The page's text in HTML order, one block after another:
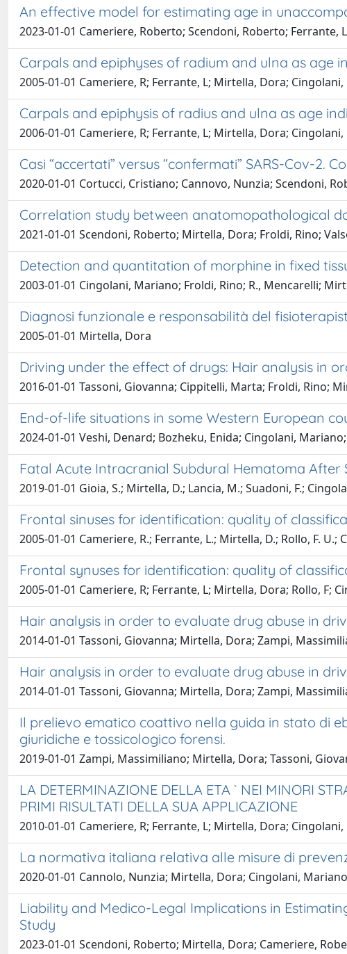
An effective model for estimating age in
2023-01-01 Cameriere, Roberto; Scendoni, Roberto;
Carpals and epiphyses of radium and ulna as age
2005-01-01 Cameriere, R; Ferrante, L; Mirtella, Dora;
Carpals and epiphysis of radius and ulna as age
2006-01-01 Cameriere, R; Ferrante, L; Mirtella, Dora;
Casi “accertati” versus “confermati” SARS-Cov-
2020-01-01 Cortucci, Cristiano; Cannovo, Nunzia; Scendoni,
Correlation study between anatomopathological
2021-01-01 Scendoni, Roberto; Mirtella, Dora; Froldi, Rino;
Detection and quantitation of morphine in fixed
2003-01-01 Cingolani, Mariano; Froldi, Rino; R., Mencarelli;
Diagnosi funzionale e responsabilità del
2005-01-01 Mirtella, Dora
Driving under the effect of drugs: Hair analysis in
2016-01-01 Tassoni, Giovanna; Cippitelli, Marta; Froldi, Rino;
End-of-life situations in some Western European
2024-01-01 Veshi, Denard; Bozheku, Enida; Cingolani,
Fatal Acute Intracranial Subdural Hematoma After
2019-01-01 Gioia, S.; Mirtella, D.; Lancia, M.; Suadoni, F.;
Frontal sinuses for identification: quality of
2005-01-01 Cameriere, R.; Ferrante, L.; Mirtella, D.; Rollo, F. U.;
Frontal synuses for identification: quality of
2005-01-01 Cameriere, R; Ferrante, L; Mirtella, Dora; Rollo, F;
Hair analysis in order to evaluate drug abuse in
2014-01-01 Tassoni, Giovanna; Mirtella, Dora; Zampi,
Hair analysis in order to evaluate drug abuse in
2014-01-01 Tassoni, Giovanna; Mirtella, Dora; Zampi,
Il prelievo ematico coattivo nella guida in stato di
giuridiche e tossicologico forensi.
2019-01-01 Zampi, Massimiliano; Mirtella, Dora; Tassoni,
LA DETERMINAZIONE DELLA ETA ` NEI MINORI
PRIMI RISULTATI DELLA SUA APPLICAZIONE
2010-01-01 Cameriere, R; Ferrante, L; Mirtella, Dora;
La normativa italiana relativa alle misure di
2020-01-01 Cannolo, Nunzia; Mirtella, Dora; Cingolani,
Liability and Medico-Legal Implications in
Study
2023-01-01 Scendoni, Roberto; Mirtella, Dora; Cameriere,